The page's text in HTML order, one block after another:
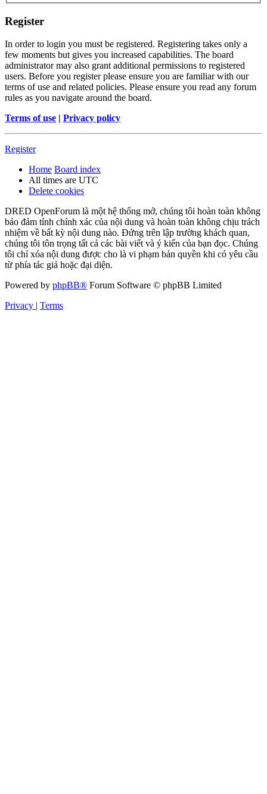
Register
In order to login you must be registered. Registering takes only a
few moments but gives you increased capabilities. The board
administrator may also grant additional permissions to registered
users. Before you register please ensure you are familiar with our
terms of use and related policies. Please ensure you read any forum
rules as you navigate around the board.
Terms of use | Privacy policy
Register
Home Board index
All times are UTC
Delete cookies
DRED OpenForum là một hệ thống mở, chúng tôi hoàn toàn không
bảo đảm tính chính xác của nội dung và hoàn toàn không chịu trách
nhiệm về bất kỳ nội dung nào. Đứng trên lập trường khách quan,
chúng tôi tôn trọng tất cả các bài viết và ý kiến của bạn đọc. Chúng
tôi chỉ xóa nội dung được cho là vi phạm bản quyền khi có yêu cầu
từ phía tác giả hoặc đại diện.
Powered by phpBB® Forum Software © phpBB Limited
Privacy | Terms